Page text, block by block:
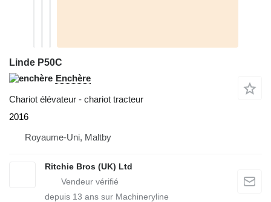
Linde P50C
Enchère
Chariot élévateur - chariot tracteur
2016
Royaume-Uni, Maltby
Ritchie Bros (UK) Ltd
depuis 13 ans sur Machineryline